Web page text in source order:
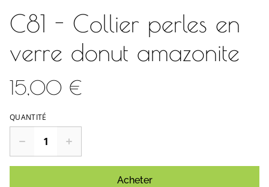
C81 - Collier perles en
verre donut amazonite
15,00 €
QUANTITÉ
Acheter